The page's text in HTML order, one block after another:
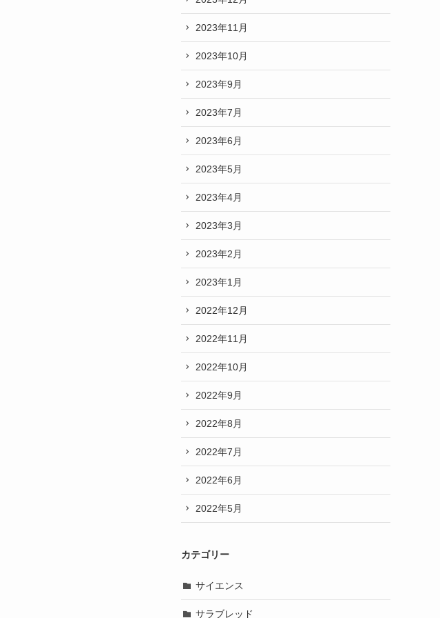
2023年11月
2023年10月
2023年9月
2023年7月
2023年6月
2023年5月
2023年4月
2023年3月
2023年2月
2023年1月
2022年12月
2022年11月
2022年10月
2022年9月
2022年8月
2022年7月
2022年6月
2022年5月
カテゴリー
サイエンス
サラブレッド